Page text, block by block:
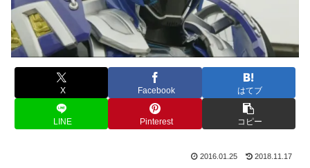
X Facebook はてブ
LINE Pinterest コピー
2016.01.25 2018.11.17